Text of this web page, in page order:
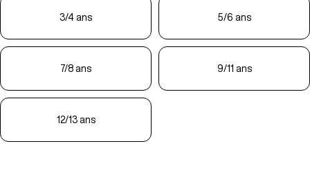
3/4 ans 5/6 ans
7/8 ans 9/11 ans
12/13 ans